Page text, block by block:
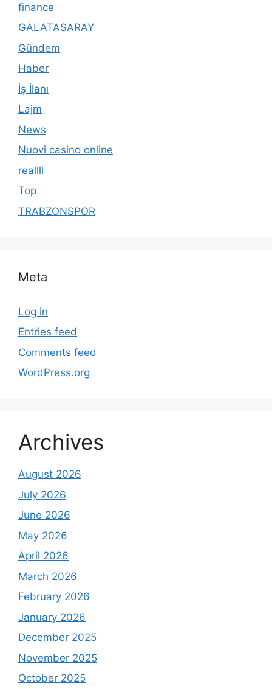
finance
GALATASARAY
Gündem
Haber
İş İlanı
Lajm
News
Nuovi casino online
reallll
Top
TRABZONSPOR
Meta
Log in
Entries feed
Comments feed
WordPress.org
Archives
August 2026
July 2026
June 2026
May 2026
April 2026
March 2026
February 2026
January 2026
December 2025
November 2025
October 2025